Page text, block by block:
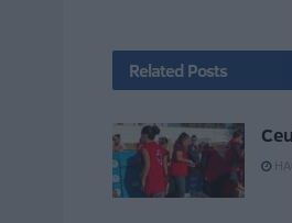
Related Posts